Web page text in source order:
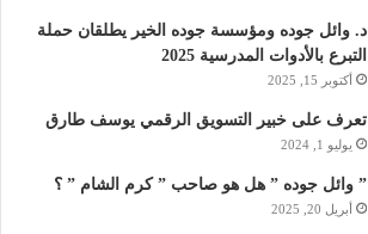
د. وائل جوده ومؤسسة جوده الخير يطلقان حملة
التبرع بالأدوات المدرسية 2025
أكتوبر 15, 2025
تعرف على خبير التسويق الرقمي يوسف طارق
يوليو 1, 2024
” وائل جوده ” هل هو صاحب ” كرم الشام ” ؟
أبريل 20, 2025